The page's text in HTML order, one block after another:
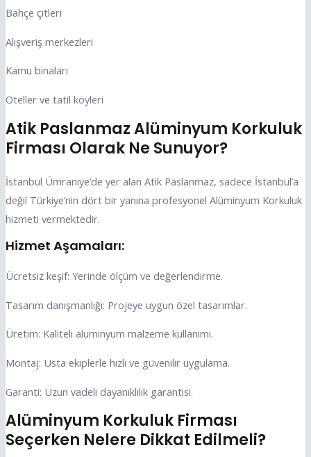
Bahçe çitleri
Alışveriş merkezleri
Kamu binaları
Oteller ve tatil köyleri
Atik Paslanmaz Alüminyum Korkuluk
Firması Olarak Ne Sunuyor?
İstanbul Ümraniye’de yer alan Atik Paslanmaz, sadece İstanbul’a
değil Türkiye’nin dört bir yanına profesyonel Alüminyum Korkuluk
hizmeti vermektedir.
Hizmet Aşamaları:
Ücretsiz keşif: Yerinde ölçüm ve değerlendirme.
Tasarım danışmanlığı: Projeye uygun özel tasarımlar.
Üretim: Kaliteli alüminyum malzeme kullanımı.
Montaj: Usta ekiplerle hızlı ve güvenilir uygulama.
Garanti: Uzun vadeli dayanıklılık garantisi.
Alüminyum Korkuluk Firması
Seçerken Nelere Dikkat Edilmeli?